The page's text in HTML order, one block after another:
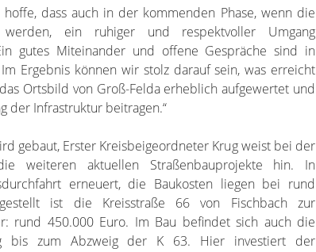
dass auch in der kommenden Phase, wenn die
werden, ein ruhiger und respektvoller Umgang
gutes Miteinander und offene Gespräche sind in
Ergebnis können wir stolz darauf sein, was erreicht
Ortsbild von Groß-Felda erheblich aufgewertet und
der Infrastruktur beitragen.“
gebaut, Erster Kreisbeigeordneter Krug weist bei der
weiteren aktuellen Straßenbauprojekte hin. In
erneuert, die Baukosten liegen bei rund
ist die Kreisstraße 66 von Fischbach zur
rund 450.000 Euro. Im Bau befindet sich auch die
bis zum Abzweig der K 63. Hier investiert der